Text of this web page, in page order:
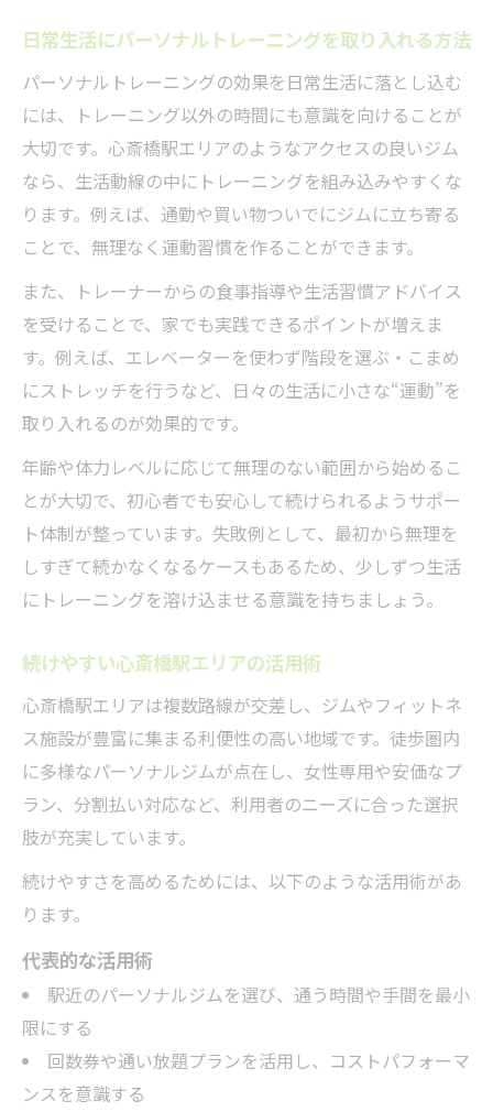
日常生活にパーソナルトレーニングを取り入れる方法
パーソナルトレーニングの効果を日常生活に落とし込む
には、トレーニング以外の時間にも意識を向けることが
大切です。心斎橋駅エリアのようなアクセスの良いジム
なら、生活動線の中にトレーニングを組み込みやすくな
ります。例えば、通勤や買い物ついでにジムに立ち寄る
ことで、無理なく運動習慣を作ることができます。
また、トレーナーからの食事指導や生活習慣アドバイス
を受けることで、家でも実践できるポイントが増えま
す。例えば、エレベーターを使わず階段を選ぶ・こまめ
にストレッチを行うなど、日々の生活に小さな“運動”を
取り入れるのが効果的です。
年齢や体力レベルに応じて無理のない範囲から始めるこ
とが大切で、初心者でも安心して続けられるようサポー
ト体制が整っています。失敗例として、最初から無理を
しすぎて続かなくなるケースもあるため、少しずつ生活
にトレーニングを溶け込ませる意識を持ちましょう。
続けやすい心斎橋駅エリアの活用術
心斎橋駅エリアは複数路線が交差し、ジムやフィットネ
ス施設が豊富に集まる利便性の高い地域です。徒歩圏内
に多様なパーソナルジムが点在し、女性専用や安価なプ
ラン、分割払い対応など、利用者のニーズに合った選択
肢が充実しています。
続けやすさを高めるためには、以下のような活用術があ
ります。
代表的な活用術
駅近のパーソナルジムを選び、通う時間や手間を最小
限にする
回数券や通い放題プランを活用し、コストパフォーマ
ンスを意識する